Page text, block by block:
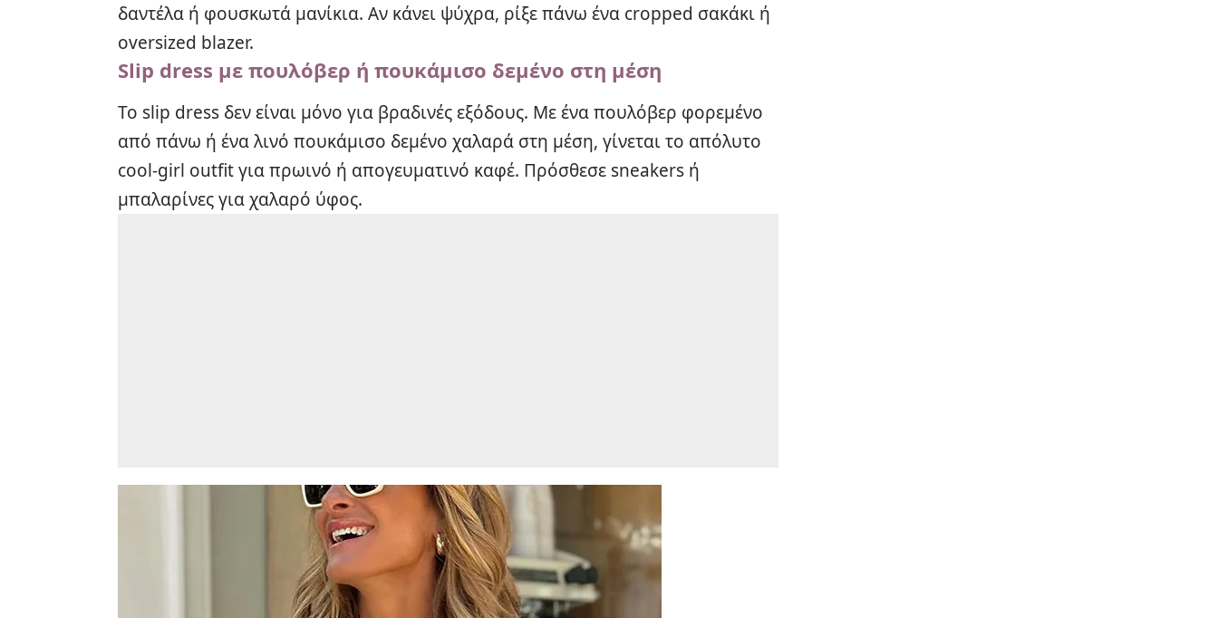
δαντέλα ή φουσκωτά μανίκια. Αν κάνει ψύχρα, ρίξε πάνω ένα cropped σακάκι ή
oversized blazer.
Slip dress με πουλόβερ ή πουκάμισο δεμένο στη μέση
Το slip dress δεν είναι μόνο για βραδινές εξόδους. Με ένα πουλόβερ φορεμένο
από πάνω ή ένα λινό πουκάμισο δεμένο χαλαρά στη μέση, γίνεται το απόλυτο
cool-girl outfit για πρωινό ή απογευματινό καφέ. Πρόσθεσε sneakers ή
μπαλαρίνες για χαλαρό ύφος.